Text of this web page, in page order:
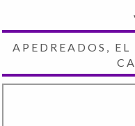
APEDREADOS,